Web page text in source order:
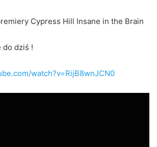
Cypress Hill Insane in the Brain
do dziś !
watch?v=RijB8wnJCN0